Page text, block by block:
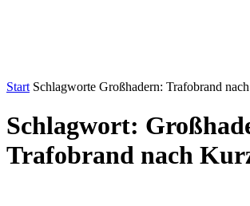
Start Schlagworte Großhadern: Trafobrand
Schlagwort:
Trafobrand nach